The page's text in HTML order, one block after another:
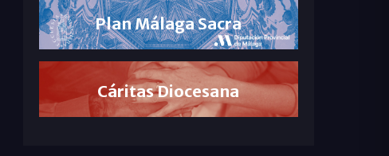
Plan Málaga Sacra
Cáritas Diocesana